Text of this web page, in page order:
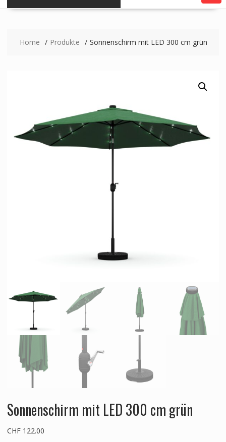
Home Produkte Sonnenschirm mit LED 300 cm grün
Sonnenschirm mit LED 300 cm grün
CHF122.00